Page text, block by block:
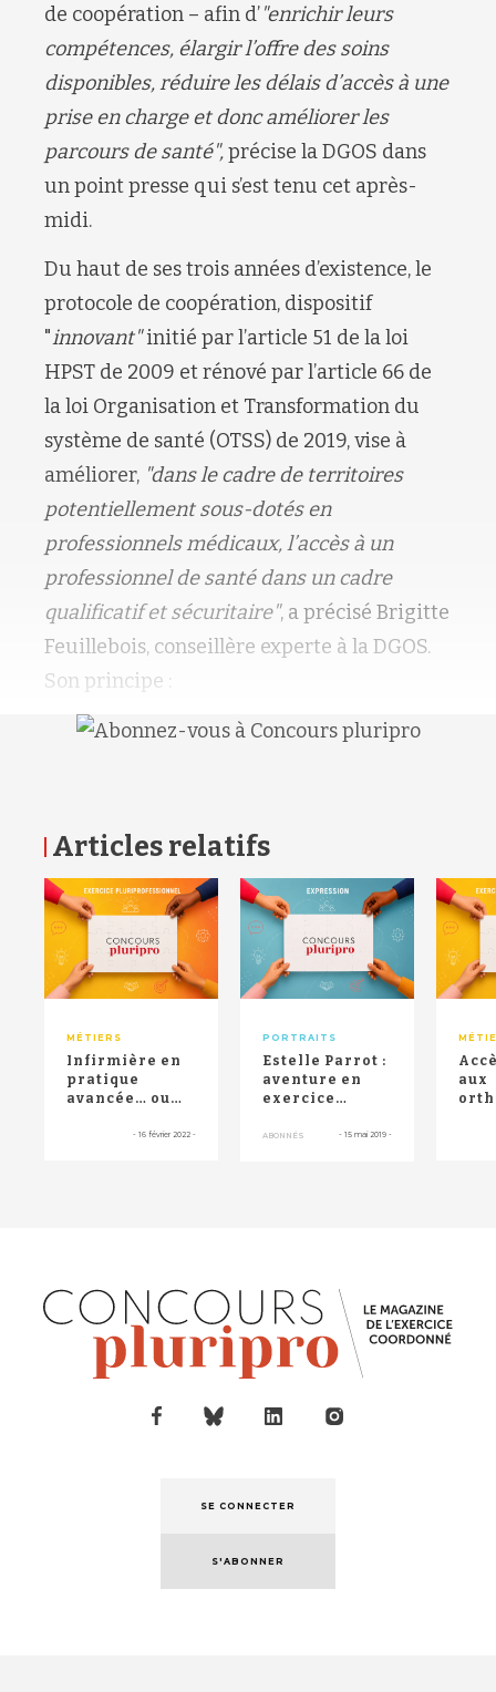
de coopération – afin d’"enrichirleurs
compétences, élargir l’offre des soins
disponibles, réduire les délais d’accès à une
prise en charge et donc améliorer les
parcours de santé",précise la DGOS dans
un point presse qui s’est tenu cet après-
midi.
Du haut de ses trois années d’existence, le
protocole de coopération, dispositif
"innovant"initié par l’article 51 de la loi
HPST de 2009 et rénové par l’article 66 de
la loi Organisation et Transformation du
système de santé (OTSS) de 2019, vise à
améliorer, "dans le cadre de territoires
potentiellement sous-dotés en
professionnels médicaux, l’accès à un
professionnel de santé dans un cadre
qualificatif et sécuritaire", a précisé Brigitte
Feuillebois, conseillère experte à la DGOS.
Son principe :
Articles relatifs
MÉTIERS
Infirmière en
pratique
avancée… ou
pas gâcher une
- 16 février 2022 -
PORTRAITS
Estelle Parrot :
aventure en
exercice
ABONNÉS - 15 mai 2019 -
aux
RETOUR HAUT DE PAGE
SE CONNECTER
S'ABONNER